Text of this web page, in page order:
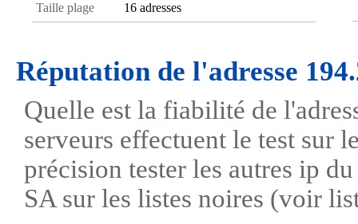
Taille plage 16 adresses
Réputation de l'adresse
Quelle est la fiabilité de
serveurs effectuent le test sur
précision tester les autres ip
SA sur les listes noires (voir